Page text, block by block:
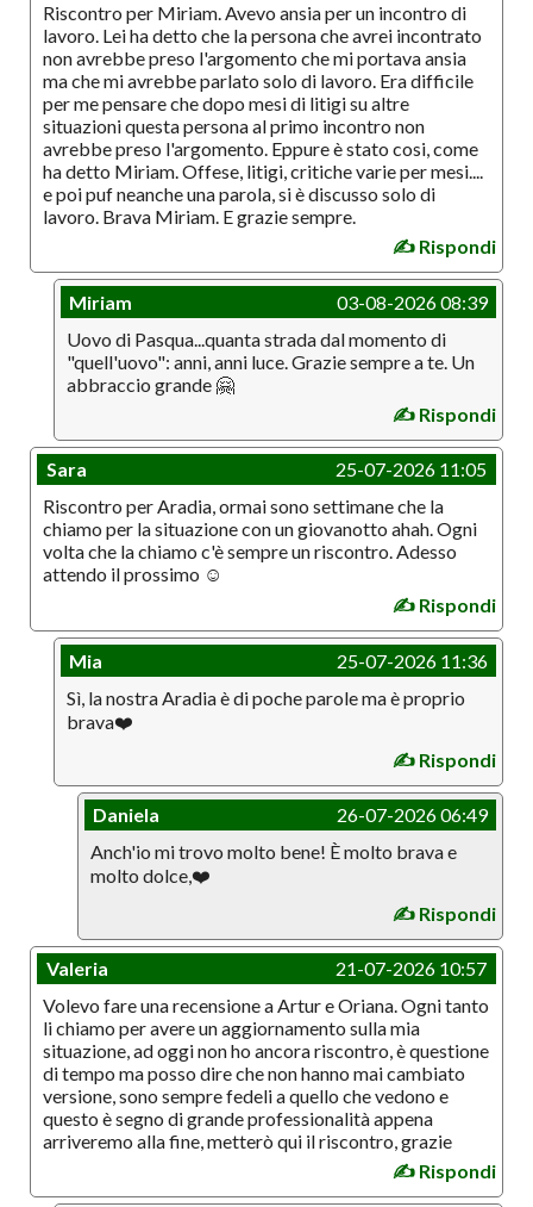
Riscontro per Miriam. Avevo ansia per un incontro di
lavoro. Lei ha detto che la persona che avrei incontrato
non avrebbe preso l'argomento che mi portava ansia
ma che mi avrebbe parlato solo di lavoro. Era difficile
per me pensare che dopo mesi di litigi su altre
situazioni questa persona al primo incontro non
avrebbe preso l'argomento. Eppure è stato cosi, come
ha detto Miriam. Offese, litigi, critiche varie per mesi....
e poi puf neanche una parola, si è discusso solo di
lavoro. Brava Miriam. E grazie sempre.
✍️ Rispondi
Miriam
03-08-2026 08:39
Uovo di Pasqua...quanta strada dal momento di
"quell'uovo": anni, anni luce. Grazie sempre a te. Un
abbraccio grande 🤗
✍️ Rispondi
Sara
25-07-2026 11:05
Riscontro per Aradia, ormai sono settimane che la
chiamo per la situazione con un giovanotto ahah. Ogni
volta che la chiamo c'è sempre un riscontro. Adesso
attendo il prossimo ☺️
✍️ Rispondi
Mia
25-07-2026 11:36
Sì, la nostra Aradia è di poche parole ma è proprio
brava❤️
✍️ Rispondi
Daniela
26-07-2026 06:49
Anch'io mi trovo molto bene! È molto brava e
molto dolce,❤️
✍️ Rispondi
Valeria
21-07-2026 10:57
Volevo fare una recensione a Artur e Oriana. Ogni tanto
li chiamo per avere un aggiornamento sulla mia
situazione, ad oggi non ho ancora riscontro, è questione
di tempo ma posso dire che non hanno mai cambiato
versione, sono sempre fedeli a quello che vedono e
questo è segno di grande professionalità appena
arriveremo alla fine, metterò qui il riscontro, grazie
✍️ Rispondi